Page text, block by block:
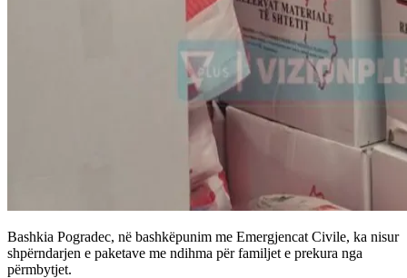
Bashkia Pogradec, në bashkëpunim me Emergjencat Civile, ka nisur
shpërndarjen e paketave me ndihma për familjet e prekura nga
përmbytjet.